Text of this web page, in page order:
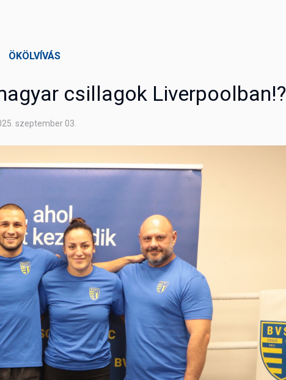
ÖKÖLVÍVÁS
csillagok Liverpoolban!?
szeptember 03.